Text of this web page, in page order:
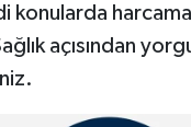
konularda
açısından